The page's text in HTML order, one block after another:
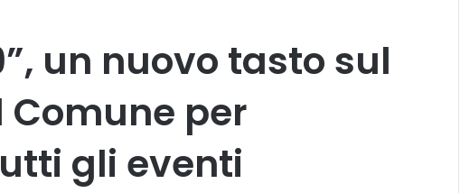
un nuovo tasto sul
per
gli eventi